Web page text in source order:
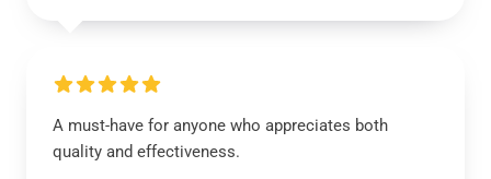
A must-have for anyone who appreciates both
quality and effectiveness.